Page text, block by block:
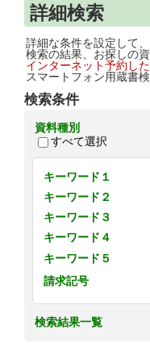
詳細検索
詳細な条件を設定して
検索の結果、お探しの
インターネット予約し
スマートフォン用蔵書
検索条件
資料種別
すべて選択
キーワード１
キーワード２
キーワード３
キーワード４
キーワード５
請求記号
検索結果一覧